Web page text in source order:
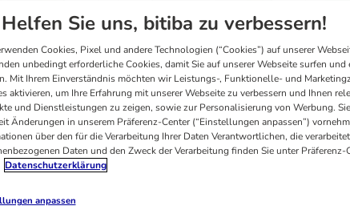
Helfen Sie uns, bitiba zu verbessern!
Cookies, Pixel und andere Technologien (“Cookies”) auf unserer
unbedingt erforderliche Cookies, damit Sie auf unserer Webseite surfen und
Mit Ihrem Einverständnis möchten wir Leistungs-, Funktionelle- und
aktivieren, um Ihre Erfahrung mit unserer Webseite zu verbessern und Ihnen
und Dienstleistungen zu zeigen, sowie zur Personalisierung von Werbung.
Änderungen in unserem Präferenz-Center (“Einstellungen anpassen”)
über den für die Verarbeitung Ihrer Daten Verantwortlichen, die
Daten und den Zweck der Verarbeitung finden Sie unter Präferenz-
Datenschutzerklärung
anpassen